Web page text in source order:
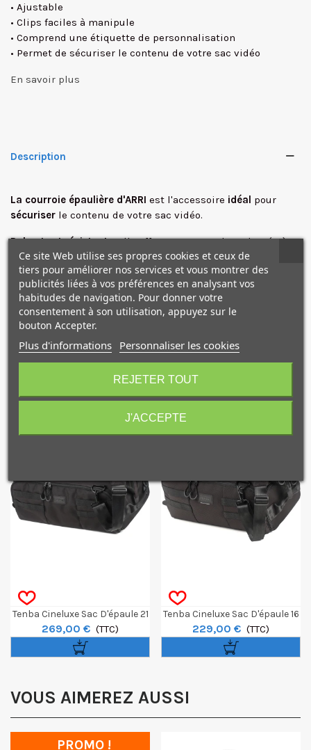
• Ajustable
• Clips faciles à manipule
• Comprend une étiquette de personnalisation
• Permet de sécuriser le contenu de votre sac vidéo
En savoir plus
Description
La courroie épaulière d'ARRI est l'accessoire idéal pour
sécuriser le contenu de votre sac vidéo.
Robuste et résistante, elle offre une tenue plus adaptée à
votre matériel. Grace à l'étiquette incluse, vous pouvez
mettre vos informations personnelles.
Caractéristiques
NOS PRODUITS
COMPLÉMENTAIRES
Tenba Cineluxe Sac D'épaule 21
V2 - Noir
269,00 € (TTC)
Tenba Cineluxe Sac D'épaule 16
V2 - Noir
229,00 € (TTC)
VOUS AIMEREZ AUSSI
PROMO !
Ce site Web utilise ses propres cookies et ceux de
tiers pour améliorer nos services et vous montrer des
publicités liées à vos préférences en analysant vos
habitudes de navigation. Pour donner votre
consentement à son utilisation, appuyez sur le
bouton Accepter.
Plus d'informations Personnaliser les cookies
REJETER TOUT
J'ACCEPTE
10€ OFFERTS sur votre
premier achat !
J'accepte de recevoir des SMS de la part de la marque.
Obtenir mon code promo.